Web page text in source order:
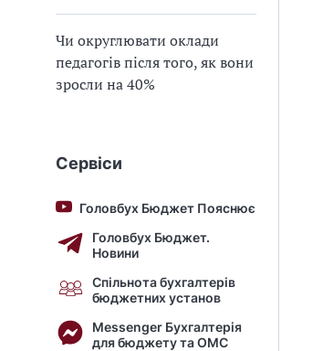
Чи округлювати оклади
педагогів після того, як вони
зросли на 40%
Сервіси
Головбух Бюджет Пояснює
Головбух Бюджет.
Новини
Спільнота бухгалтерів
бюджетних установ
Messenger Бухгалтерія
для бюджету та ОМС